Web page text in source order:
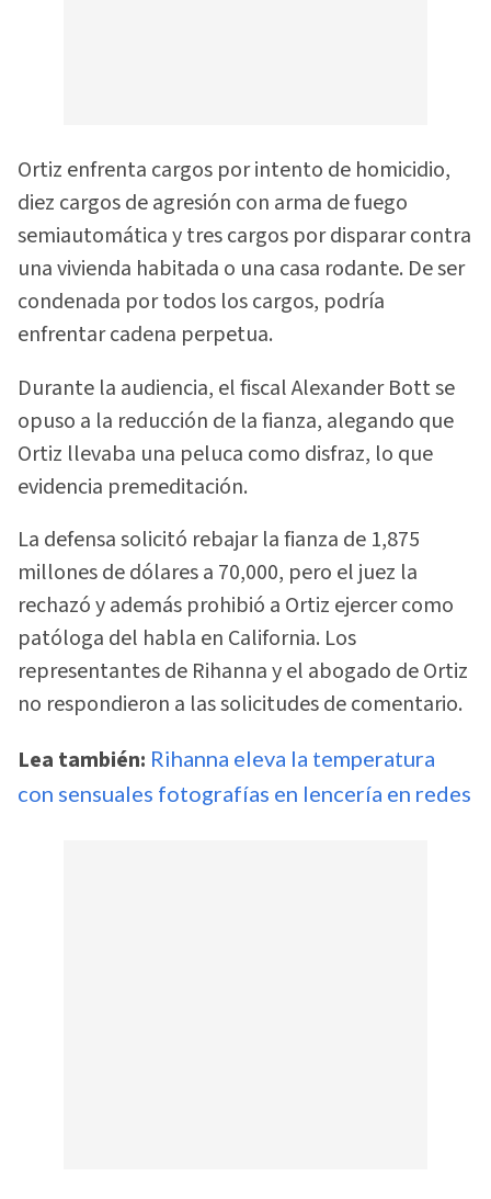
Ortiz enfrenta cargos por intento de homicidio,
diez cargos de agresión con arma de fuego
semiautomática y tres cargos por disparar contra
una vivienda habitada o una casa rodante. De ser
condenada por todos los cargos, podría
enfrentar cadena perpetua.
Durante la audiencia, el fiscal Alexander Bott se
opuso a la reducción de la fianza, alegando que
Ortiz llevaba una peluca como disfraz, lo que
evidencia premeditación.
La defensa solicitó rebajar la fianza de 1,875
millones de dólares a 70,000, pero el juez la
rechazó y además prohibió a Ortiz ejercer como
patóloga del habla en California. Los
representantes de Rihanna y el abogado de Ortiz
no respondieron a las solicitudes de comentario.
Lea también: Rihanna eleva la temperatura
con sensuales fotografías en lencería en redes